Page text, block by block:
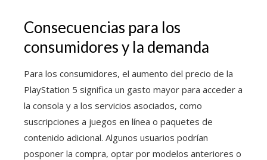
Consecuencias para los
consumidores y la demanda
Para los consumidores, el aumento del precio de la
PlayStation 5 significa un gasto mayor para acceder a
la consola y a los servicios asociados, como
suscripciones a juegos en línea o paquetes de
contenido adicional. Algunos usuarios podrían
posponer la compra, optar por modelos anteriores o